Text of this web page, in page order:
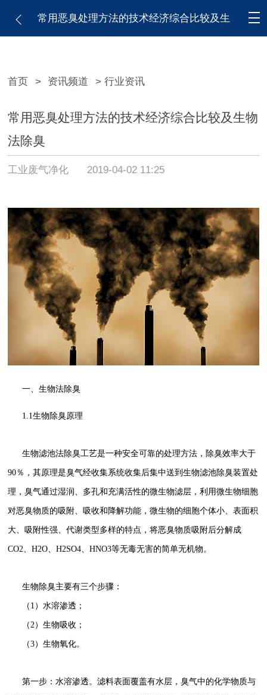
常用恶臭处理方法的技术经济综合比较及生
首页 > 资讯频道 > 行业资讯
常用恶臭处理方法的技术经济综合比较及生物
法除臭
工业废气净化 2019-04-02 11:25
一、生物法除臭
1.1生物除臭原理
生物滤池法除臭工艺是一种安全可靠的处理方法，除臭效率大于
90％，其原理是臭气经收集系统收集后集中送到生物滤池除臭装置处
理，臭气通过湿润、多孔和充满活性的微生物滤层，利用微生物细胞
对恶臭物质的吸附、吸收和降解功能，微生物的细胞个体小、表面积
大、吸附性强、代谢类型多样的特点，将恶臭物质吸附后分解成
CO2、H2O、H2SO4、HNO3等无毒无害的简单无机物。
生物除臭主要有三个步骤：
（1）水溶渗透；
（2）生物吸收；
（3）生物氧化。
第一步：水溶渗透。滤料表面覆盖有水层，臭气中的化学物质与